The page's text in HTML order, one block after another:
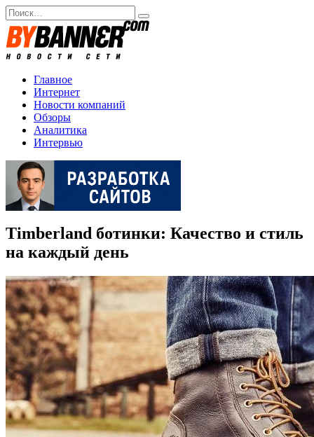
Перейти
к
содержанию
Search
for:
Главное
Интернет
Новости компаний
Обзоры
Аналитика
Интервью
Timberland ботинки: Качество и стиль
на каждый день